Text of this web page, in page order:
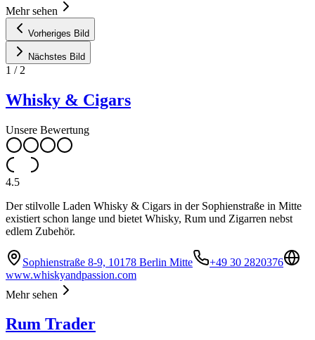
Mehr sehen
Vorheriges Bild
Nächstes Bild
1 / 2
Whisky & Cigars
Unsere Bewertung
4.5
Der stilvolle Laden Whisky & Cigars in der Sophienstraße in Mitte
existiert schon lange und bietet Whisky, Rum und Zigarren nebst
edlem Zubehör.
Sophienstraße 8-9, 10178 Berlin Mitte
+49 30 2820376
www.whiskyandpassion.com
Mehr sehen
Rum Trader